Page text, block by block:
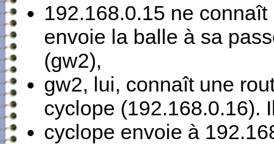
192.168.0.15 ne
envoie la balle à sa
(gw2),
gw2, lui, connaît une
cyclope (192.168.0.16).
cyclope envoie à